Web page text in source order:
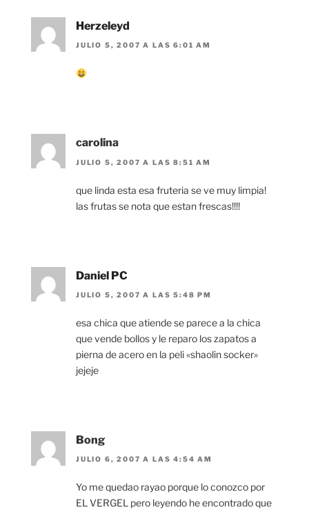
Herzeleyd
JULIO 5, 2007 A LAS 6:01 AM
carolina
JULIO 5, 2007 A LAS 8:51 AM
que linda esta esa fruteria se ve muy limpia!
las frutas se nota que estan frescas!!!!
Daniel PC
JULIO 5, 2007 A LAS 5:48 PM
esa chica que atiende se parece a la chica
que vende bollos y le reparo los zapatos a
pierna de acero en la peli «shaolin socker»
jejeje
Bong
JULIO 6, 2007 A LAS 4:54 AM
Yo me quedao rayao porque lo conozco por
EL VERGEL pero leyendo he encontrado que